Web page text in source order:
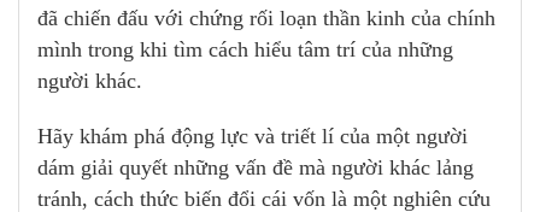
đã chiến đấu với chứng rối loạn thần kinh của chính
mình trong khi tìm cách hiểu tâm trí của những
người khác.
Hãy khám phá động lực và triết lí của một người
dám giải quyết những vấn đề mà người khác lảng
tránh, cách thức biến đổi cái vốn là một nghiên cứu